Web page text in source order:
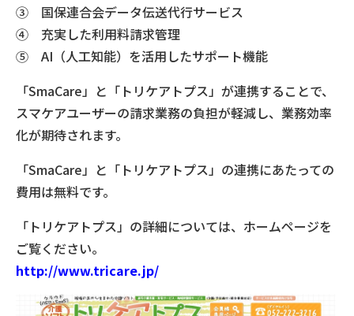
③ 国保連合会データ伝送代行サービス
④ 充実した利用料請求管理
⑤ AI（人工知能）を活用したサポート機能
「SmaCare」と「トリケアトプス」が連携することで、
スマケアユーザーの請求業務の負担が軽減し、業務効率
化が期待されます。
「SmaCare」と「トリケアトプス」の連携にあたっての
費用は無料です。
「トリケアトプス」の詳細については、ホームページを
ご覧ください。
http://www.tricare.jp/